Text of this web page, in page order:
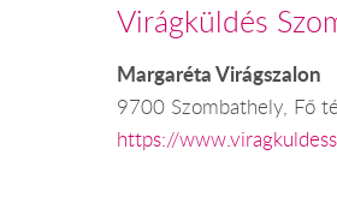
Virágküldés
Margaréta Virágszalon
9700 Szombathely, Fő
https://